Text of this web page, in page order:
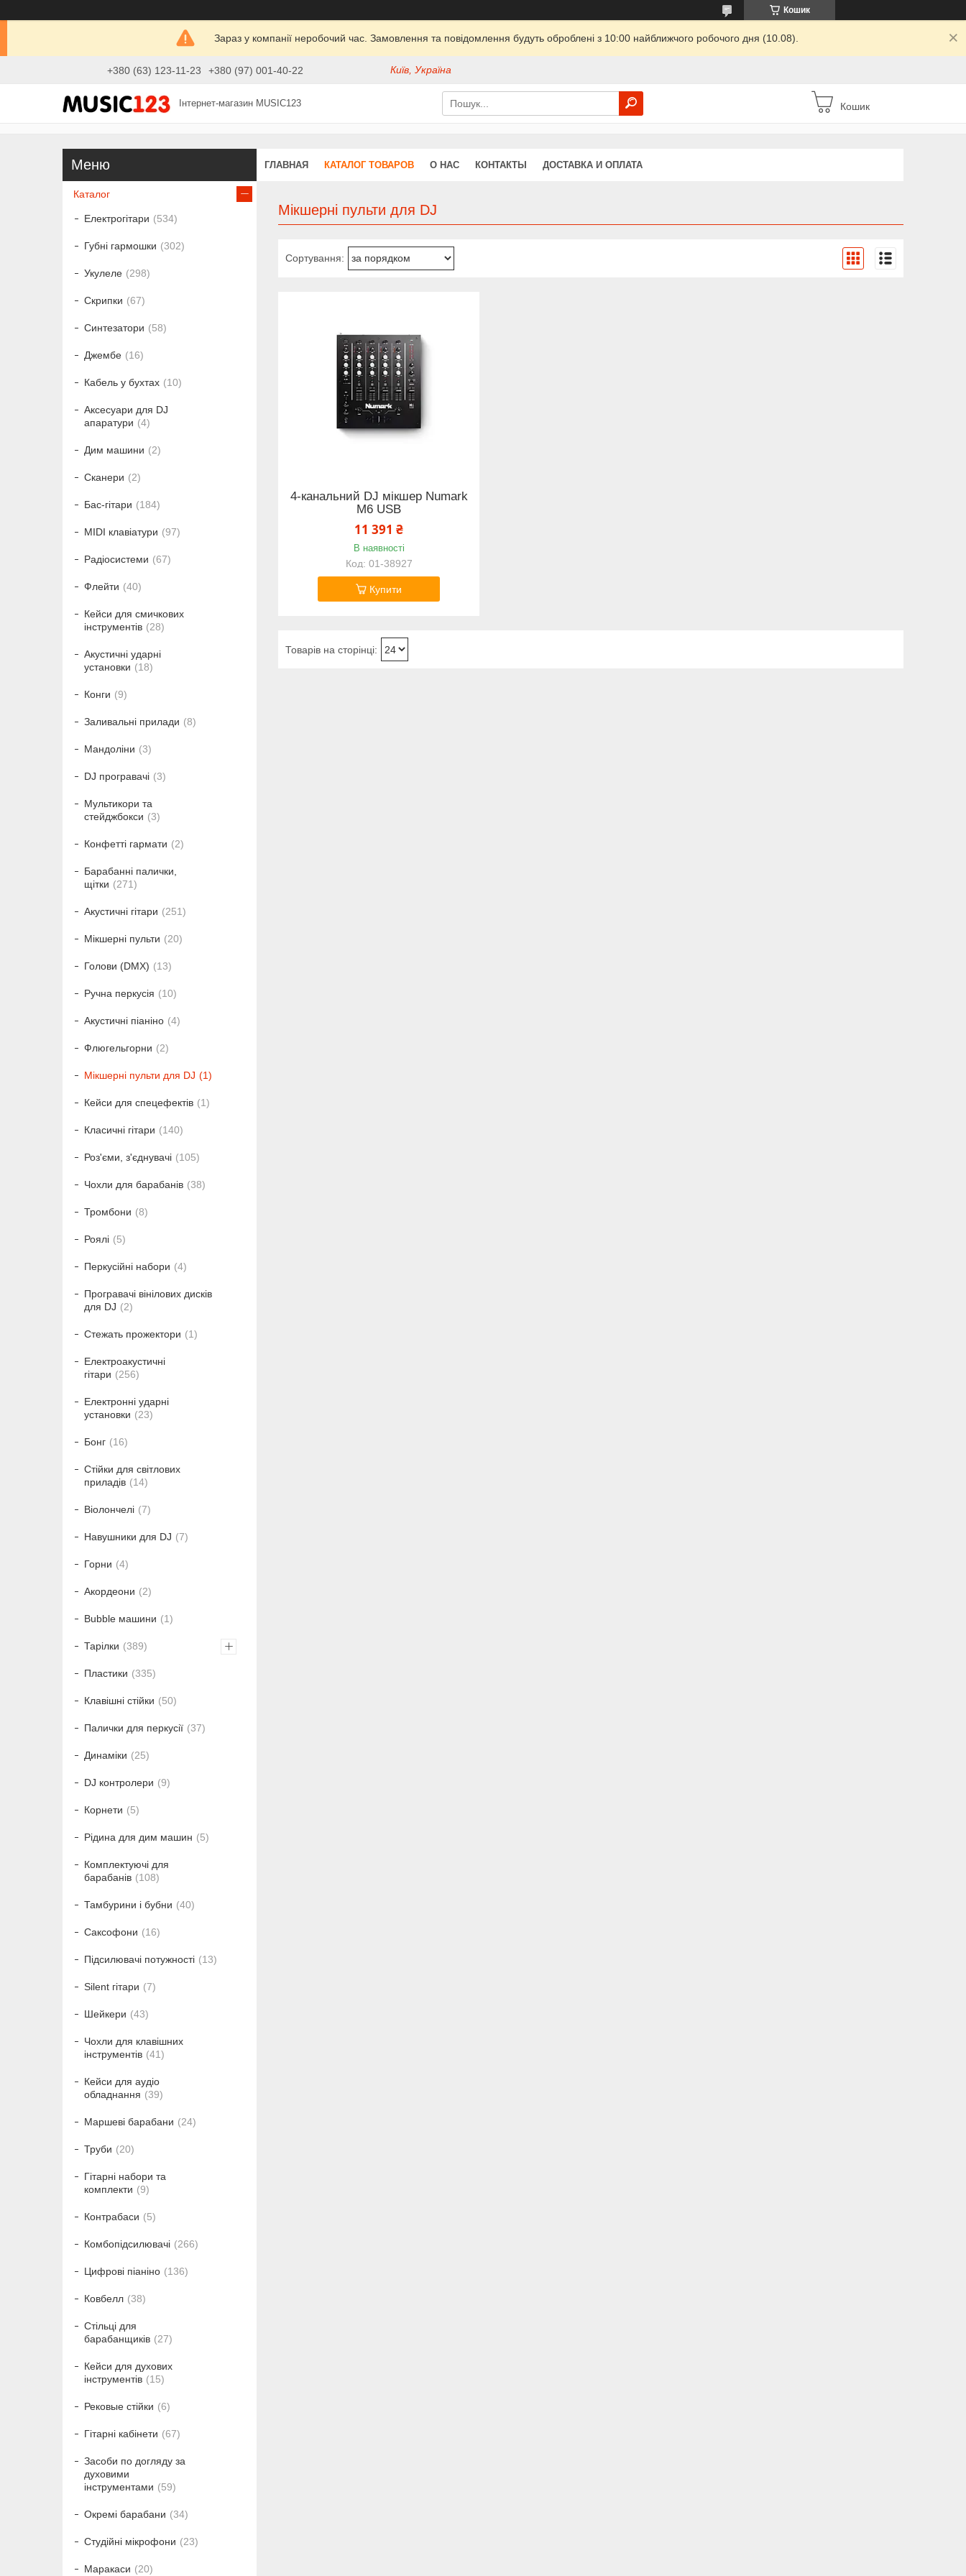
Кошик
Зараз у компанії неробочий час. Замовлення та повідомлення будуть оброблені з 10:00 найближчого робочого дня (10.08).
+380 (63) 123-11-23 +380 (97) 001-40-22 Київ, Україна
Інтернет-магазин MUSIC123 Кошик
ГЛАВНАЯ КАТАЛОГ ТОВАРОВ О НАС КОНТАКТЫ ДОСТАВКА И ОПЛАТА
Мікшерні пульти для DJ
4-канальний DJ мікшер Numark
M6 USB
11 391 ₴
В наявності
01-38927
Купити
Каталог
Електрогітари 534
Губні гармошки 302
Укулеле 298
Скрипки 67
Синтезатори 58
Джембе 16
Кабель у бухтах 10
Аксесуари для DJ
апаратури
4
Дим машини 2
Сканери 2
Бас-гітари 184
MIDI клавіатури 97
Радіосистеми 67
Флейти 40
Кейси для смичкових
інструментів
28
Акустичні ударні
установки
18
Конги 9
Заливальні прилади 8
Мандоліни 3
DJ програвачі 3
Мультикори та
стейджбокси
3
Конфетті гармати 2
Барабанні палички,
щітки
271
Акустичні гітари 251
Мікшерні пульти 20
Голови (DMX) 13
Ручна перкусія 10
Акустичні піаніно 4
Флюгельгорни 2
Мікшерні пульти для DJ 1
Кейси для спецефектів 1
Класичні гітари 140
Роз'єми, з'єднувачі 105
Чохли для барабанів 38
Тромбони 8
Роялі 5
Перкусійні набори 4
Програвачі вінілових дисків
для DJ
2
Стежать прожектори 1
Електроакустичні
гітари
256
Електронні ударні
установки
23
Бонг 16
Стійки для світлових
приладів
14
Віолончелі 7
Навушники для DJ 7
Горни 4
Акордеони 2
Bubble машини 1
Тарілки 389
Пластики 335
Клавішні стійки 50
Палички для перкусії 37
Динаміки 25
DJ контролери 9
Корнети 5
Рідина для дим машин 5
Комплектуючі для
барабанів
108
Тамбурини і бубни 40
Саксофони 16
Підсилювачі потужності 13
Silent гітари 7
Шейкери 43
Чохли для клавішних
інструментів
41
Кейси для аудіо
обладнання
39
Маршеві барабани 24
Труби 20
Гітарні набори та
комплекти
9
Контрабаси 5
Комбопідсилювачі 266
Цифрові піаніно 136
Ковбелл 38
Стільці для
барабанщиків
27
Кейси для духових
інструментів
15
Рековые стійки 6
Гітарні кабінети 67
Засоби по догляду за
духовими
інструментами
59
Окремі барабани 34
Студійні мікрофони 23
Маракаси 20